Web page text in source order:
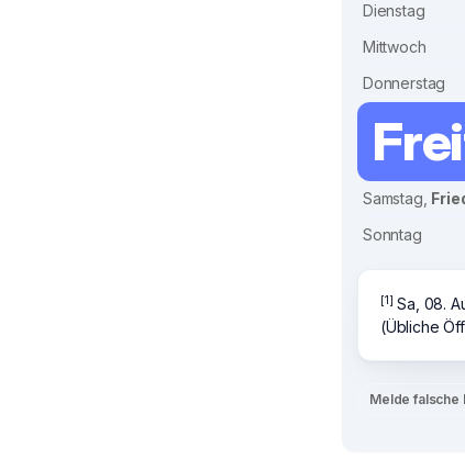
Dienstag
Mittwoch
Donnerstag
Samstag,
Sonntag
[1] Sa, 08.
(Übliche
Melde falsche